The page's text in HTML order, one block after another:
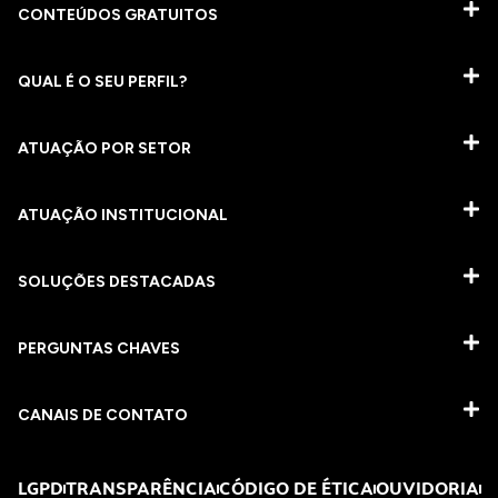
CONTEÚDOS GRATUITOS
QUAL É O SEU PERFIL?
ATUAÇÃO POR SETOR
ATUAÇÃO INSTITUCIONAL
SOLUÇÕES DESTACADAS
PERGUNTAS CHAVES​
CANAIS DE CONTATO
LGPDTRANSPARÊNCIACÓDIGO DE ÉTICAOUVIDORIA